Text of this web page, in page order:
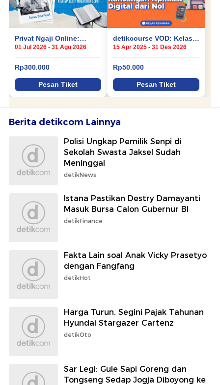
Berita detikcom Lainnya
Polisi Ungkap Pemilik Senpi di
Sekolah Swasta Jaksel Sudah
Meninggal
detikNews
Istana Pastikan Destry Damayanti
Masuk Bursa Calon Gubernur BI
detikFinance
Fakta Lain soal Anak Vicky Prasetyo
dengan Fangfang
detikHot
Harga Turun, Segini Pajak Tahunan
Hyundai Stargazer Cartenz
detikOto
Sar Legi: Gule Sapi Goreng dan
Tongseng Sedap Jogja Diboyong ke